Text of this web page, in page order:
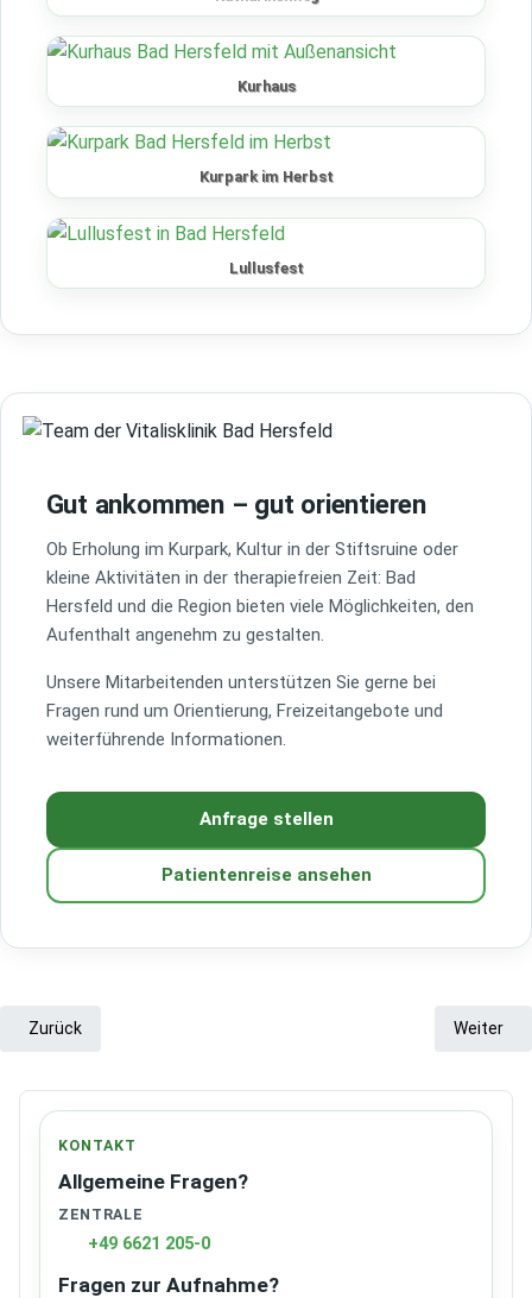
Kurhaus
Kurpark im Herbst
Lullusfest
Gut ankommen – gut orientieren
Ob Erholung im Kurpark, Kultur in der Stiftsruine oder
kleine Aktivitäten in der therapiefreien Zeit: Bad
Hersfeld und die Region bieten viele Möglichkeiten, den
Aufenthalt angenehm zu gestalten.
Unsere Mitarbeitenden unterstützen Sie gerne bei
Fragen rund um Orientierung, Freizeitangebote und
weiterführende Informationen.
Anfrage stellen
Patientenreise ansehen
Vorheriger Beitrag: Vitalisklinik Bad Hersfeld – Über uns,
Zurück Nächster
Weiter
KONTAKT
Allgemeine Fragen?
ZENTRALE
+49 6621 205-0
Fragen zur Aufnahme?